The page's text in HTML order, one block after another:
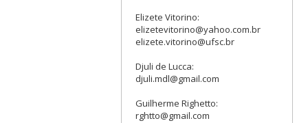
Elizete Vitorino:
elizetevitorino@yahoo.com.br
elizete.vitorino@ufsc.br
Djuli de Lucca:
djuli.mdl@gmail.com
Guilherme Righetto:
rghtto@gmail.com